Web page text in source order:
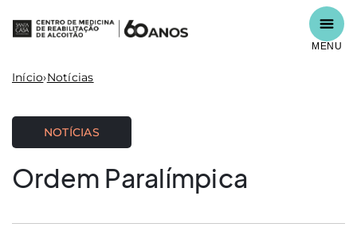
MENU
Início›Notícias
NOTÍCIAS
Ordem Paralímpica